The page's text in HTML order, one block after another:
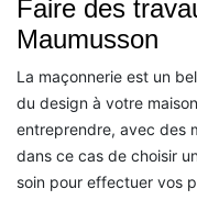
Faire des
Maumusson
La maçonnerie est un
du design à votre
entreprendre, avec des
dans ce cas de choisir
soin pour effectuer vos